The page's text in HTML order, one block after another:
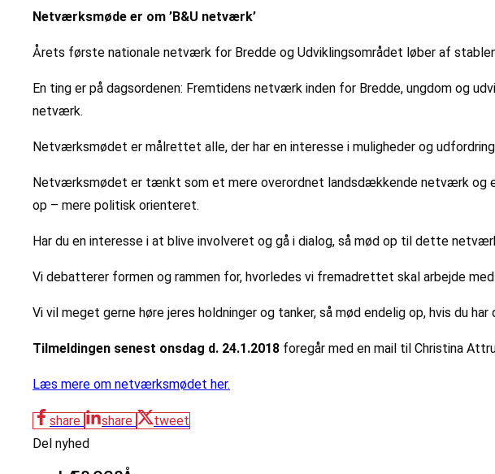
Netværksmøde er om ’B&U netværk’
Årets første nationale netværk for Bredde og Udviklingsområdet løber af
En ting er på dagsordenen: Fremtidens netværk inden for Bredde, ungdom og
netværk.
Netværksmødet er målrettet alle, der har en interesse i muligheder og
Netværksmødet er tænkt som et mere overordnet landsdækkende netværk og
op – mere politisk orienteret.
Har du en interesse i at blive involveret og gå i dialog, så mød op til dette
Vi debatterer formen og rammen for, hvorledes vi fremadrettet skal arbejde
Vi vil meget gerne høre jeres holdninger og tanker, så mød endelig op, hvis du
Tilmeldingen senest onsdag d. 24.1.2018 foregår med en mail til Christina
Læs mere om netværksmødet her.
share share
tweet
Del nyhed